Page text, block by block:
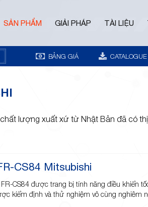
SẢN PHẨM GIẢI PHÁP TÀI LIỆU
BẢNG GIÁ CATALOGUE
lượng xuất xứ từ Nhật Bản đã có
CS84 Mitsubishi
CS84 được trang bị tính năng điều khiển
kiểm định và thử nghiệm vô cùng nghiêm